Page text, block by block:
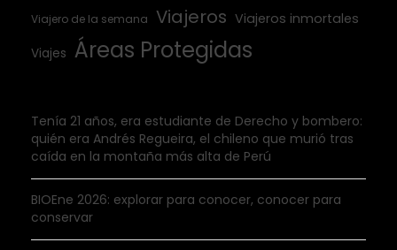
Viajero de la semana Viajeros Viajeros inmortales
Viajes Áreas Protegidas
Tenía 21 años, era estudiante de Derecho y bombero:
quién era Andrés Regueira, el chileno que murió tras
caída en la montaña más alta de Perú
BIOEne 2026: explorar para conocer, conocer para
conservar